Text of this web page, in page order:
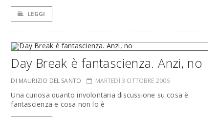
LEGGI
Day Break è fantascienza. Anzi, no
DI MAURIZIO DEL SANTO MARTEDÌ 3 OTTOBRE 2006
Una curiosa quanto involontaria discussione su cosa è
fantascienza e cosa non lo è